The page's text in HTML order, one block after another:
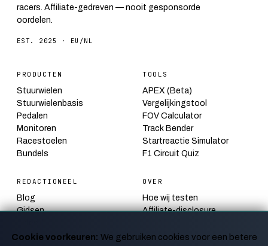
racers. Affiliate-gedreven — nooit gesponsorde
oordelen.
EST. 2025 · EU/NL
PRODUCTEN
Stuurwielen
Stuurwielenbasis
Pedalen
Monitoren
Racestoelen
Bundels
TOOLS
APEX (Beta)
Vergelijkingstool
FOV Calculator
Track Bender
Startreactie Simulator
F1 Circuit Quiz
REDACTIONEEL
Blog
Gidsen
Nieuws
OVER
Hoe wij testen
Affiliate-disclosure
Privacy
Cookie voorkeuren: We gebruiken cookies voor een betere